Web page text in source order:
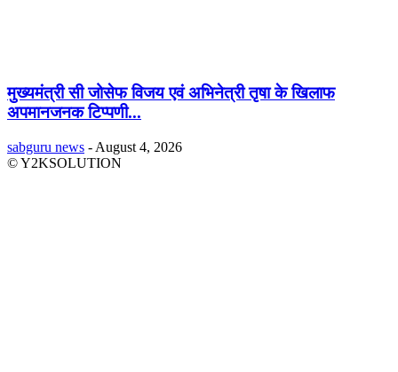
मुख्यमंत्री सी जोसेफ विजय एवं अभिनेत्री तृषा के खिलाफ
अपमानजनक टिप्पणी...
sabguru news - August 4, 2026
© Y2KSOLUTION